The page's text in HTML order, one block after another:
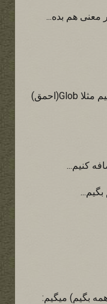
اگر بخواییم چیزی رو جمع کنیم...میگیم مثلا Glob(احمق)
بگیم) میگیم: